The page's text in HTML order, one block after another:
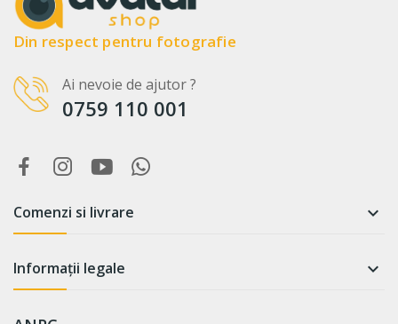
Din respect pentru fotografie
Ai nevoie de ajutor ?
0759 110 001
Comenzi si livrare 
Informații legale 